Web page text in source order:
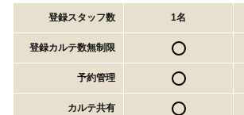
登録スタッフ数 1名
登録カルテ数無制限
予約管理
カルテ共有